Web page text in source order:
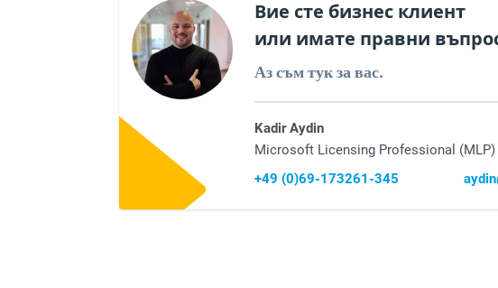
Вие сте бизнес клиент
или имате правни
Аз съм тук за вас.
Kadir Aydin
Microsoft Licensing Professional (MLP)
+49 (0)69-173261-345